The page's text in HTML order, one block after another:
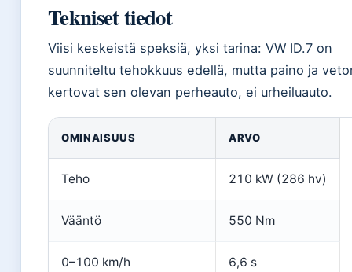
Tekniset tiedot
Viisi keskeistä speksiä, yksi tarina: VW ID.7 on
suunniteltu tehokkuus edellä, mutta paino ja
kertovat sen olevan perheauto, ei urheiluauto.
OMINAISUUS ARVO
Teho 210 kW (286 hv)
Vääntö 550 Nm
0–100 km/h 6,6 s